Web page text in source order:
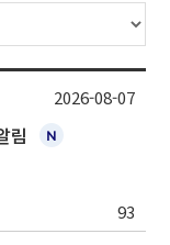
림
93
2026-08-07